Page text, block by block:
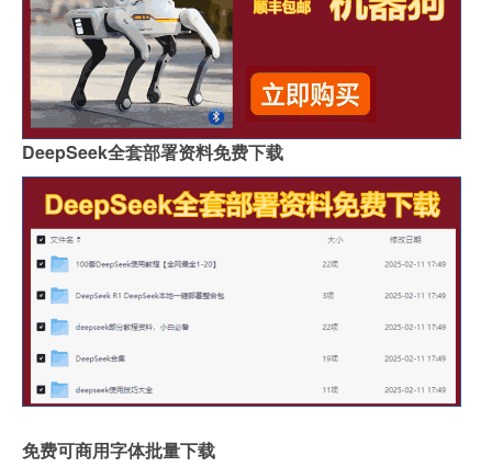
DeepSeek全套部署资料免费下载
免费可商用字体批量下载